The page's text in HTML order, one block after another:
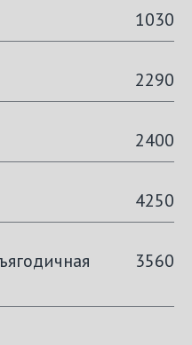
1030
2290
2400
4250
3560